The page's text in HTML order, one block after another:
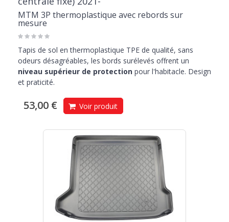
MTM 3P thermoplastique avec rebords sur
mesure
Tapis de sol en thermoplastique TPE de qualité, sans
odeurs désagréables, les bords surélevés offrent un
niveau supérieur de protection pour l'habitacle. Design
et praticité.
53,00 € Voir produit